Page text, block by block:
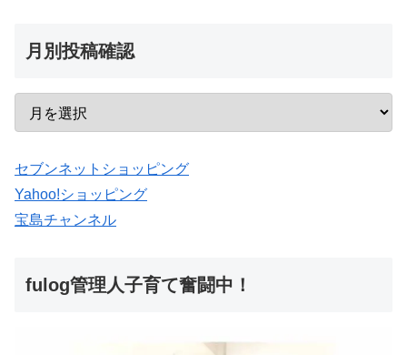
月別投稿確認
セブンネットショッピング
Yahoo!ショッピング
宝島チャンネル
fulog管理人子育て奮闘中！